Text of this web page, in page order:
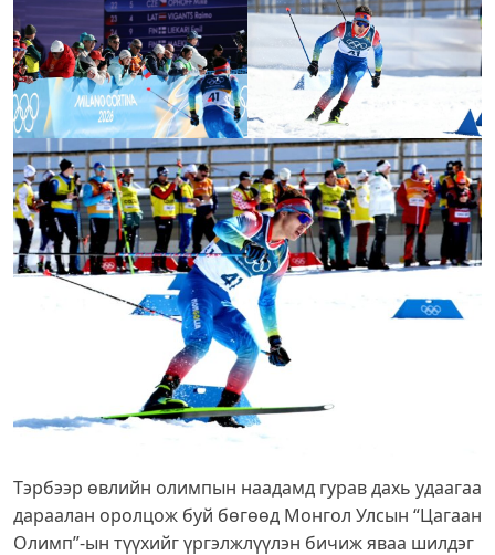
Тэрбээр өвлийн олимпын наадамд гурав дахь удаагаа
дараалан оролцож буй бөгөөд Монгол Улсын “Цагаан
Олимп”-ын түүхийг үргэлжлүүлэн бичиж яваа шилдэг